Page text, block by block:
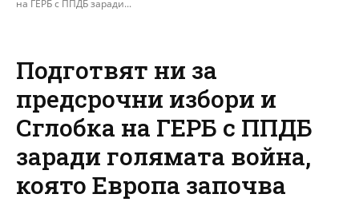
на ГЕРБ с ППДБ заради...
Подготвят ни за
предсрочни избори и
Сглобка на ГЕРБ с ППДБ
заради голямата война,
която Европа започва